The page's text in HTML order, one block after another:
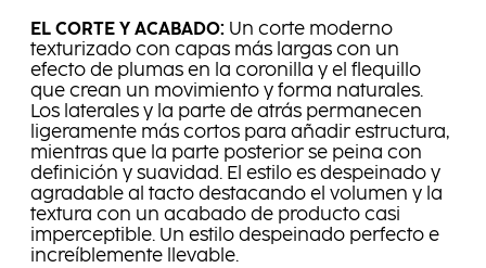
EL CORTE Y ACABADO: Un corte moderno
texturizado con capas más largas con un
efecto de plumas en la coronilla y el flequillo
que crean un movimiento y forma naturales.
Los laterales y la parte de atrás permanecen
ligeramente más cortos para añadir estructura,
mientras que la parte posterior se peina con
definición y suavidad. El estilo es despeinado y
agradable al tacto destacando el volumen y la
textura con un acabado de producto casi
imperceptible. Un estilo despeinado perfecto e
increíblemente llevable.